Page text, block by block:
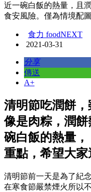
近一碗白飯的熱量，且
食安風險。僅為情境配圖
食力 foodNEXT
2021-03-31
分享
傳送
A+
清明節吃潤餅
像是肉粽，潤
碗白飯的熱量
重點，希望大家
清明節前一天是為了紀
在寒食節嚴禁煙火所以